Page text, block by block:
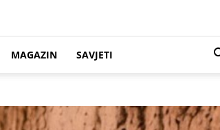
MAGAZIN SAVJETI